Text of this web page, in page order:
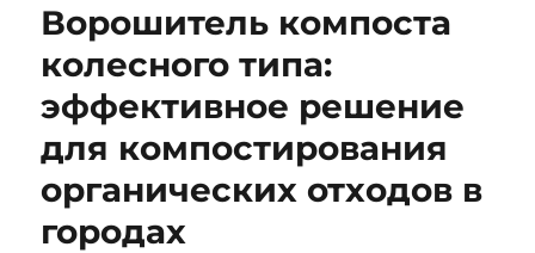
Ворошитель компоста
колесного типа:
эффективное решение
для компостирования
органических отходов в
городах